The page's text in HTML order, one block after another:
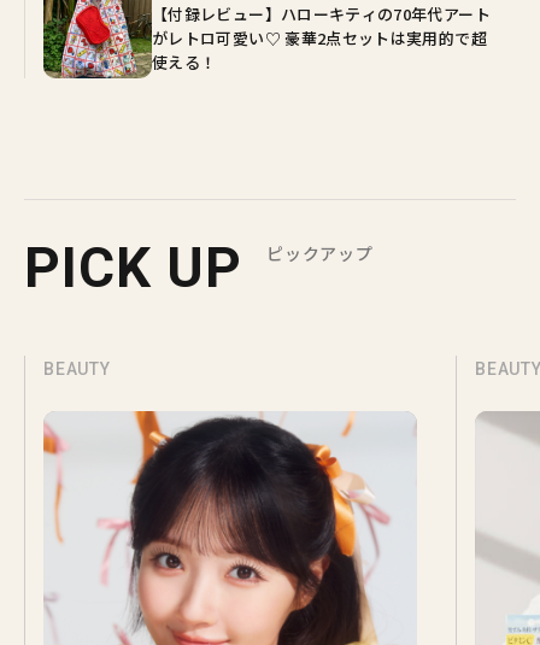
【付録レビュー】ハローキティの70年代アート
がレトロ可愛い♡ 豪華2点セットは実用的で超
使える！
PICK UP ピックアップ
BEAUTY